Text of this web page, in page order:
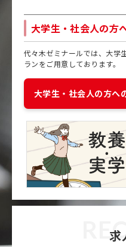
大学生・社会人の方
代々木ゼミナールでは、大学
ランをご用意しております。
大学生・社会人の方へ
求